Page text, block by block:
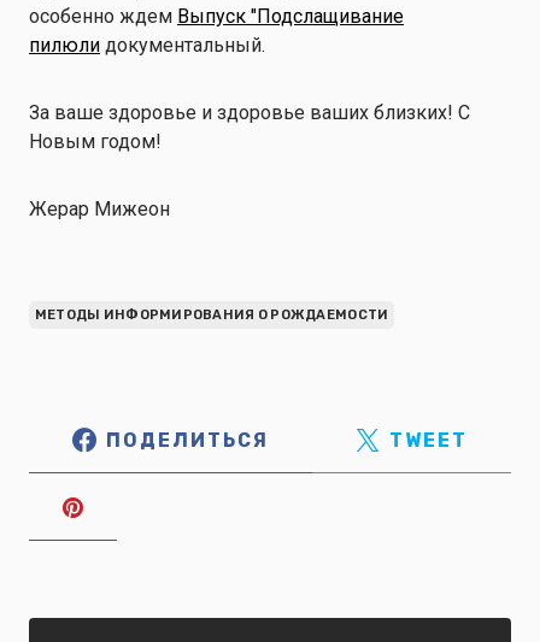
особенно ждем Выпуск "Подслащивание
пилюли документальный.
За ваше здоровье и здоровье ваших близких! С
Новым годом!
Жерар Мижеон
МЕТОДЫ ИНФОРМИРОВАНИЯ О РОЖДАЕМОСТИ
ПОДЕЛИТЬСЯ TWEET